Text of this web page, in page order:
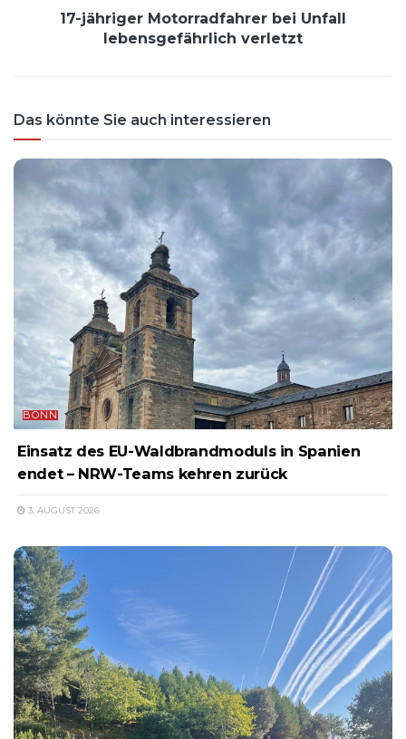
17-jähriger Motorradfahrer bei Unfall
lebensgefährlich verletzt
Das könnte Sie auch interessieren
BONN
Einsatz des EU-Waldbrandmoduls in Spanien
endet – NRW-Teams kehren zurück
3. AUGUST 2026